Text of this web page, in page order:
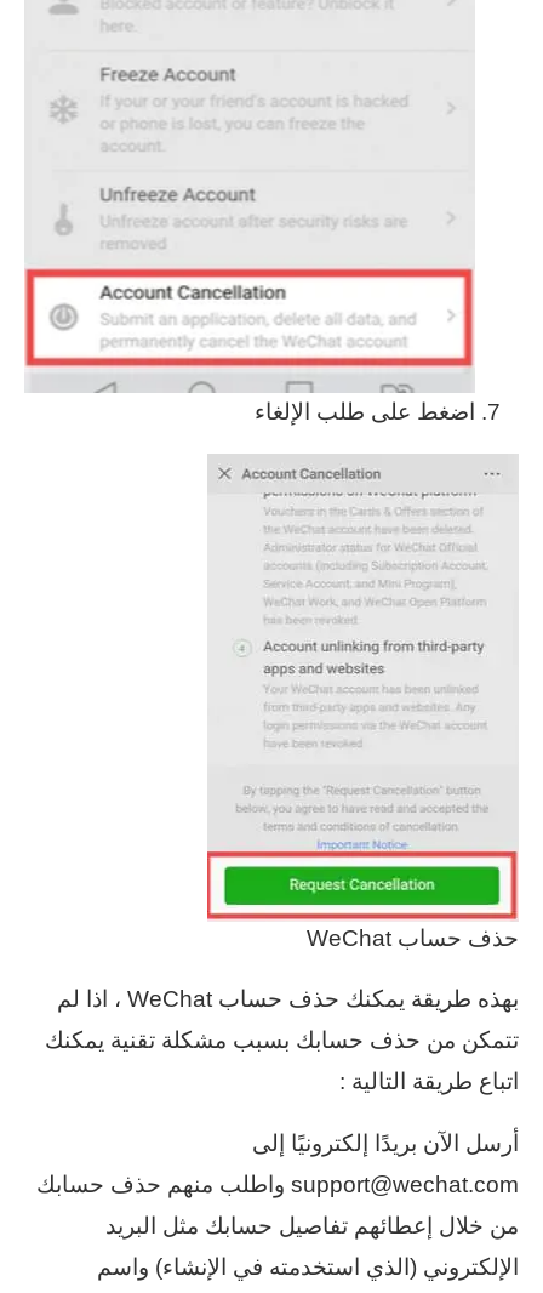
اضغط على طلب الإلغاء
حذف حساب WeChat
بهذه طريقة يمكنك حذف حساب WeChat ، اذا لم
تتمكن من حذف حسابك بسبب مشكلة تقنية يمكنك
اتباع طريقة التالية :
أرسل الآن بريدًا إلكترونيًا إلى
support@wechat.com واطلب منهم حذف حسابك
من خلال إعطائهم تفاصيل حسابك مثل البريد
الإلكتروني (الذي استخدمته في الإنشاء) واسم